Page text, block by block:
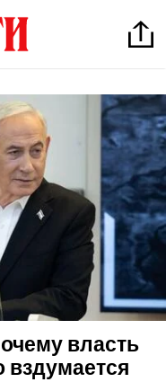
власть
вздумается